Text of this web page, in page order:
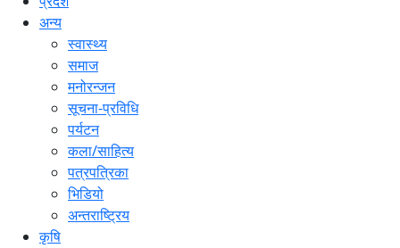
अन्य
स्वास्थ्य
समाज
मनोरन्जन
सूचना-प्रविधि
पर्यटन
कला/साहित्य
पत्रपत्रिका
भिडियो
अन्तराष्ट्रिय
कृषि